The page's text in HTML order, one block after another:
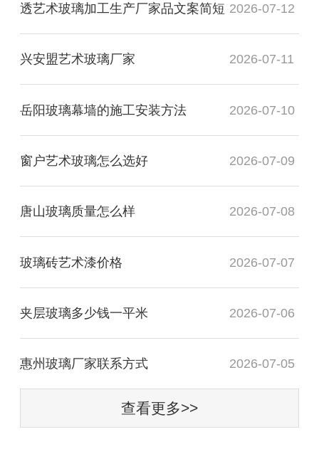
透艺术玻璃加工生产厂家品文案简短 2026-07-12
兴安盟艺术玻璃厂家 2026-07-11
岳阳玻璃幕墙的施工安装方法 2026-07-10
窗户艺术玻璃怎么选好 2026-07-09
唐山玻璃质量怎么样 2026-07-08
玻璃砖艺术漆价格 2026-07-07
夹层玻璃多少钱一平米 2026-07-06
惠州玻璃厂家联系方式 2026-07-05
查看更多>>